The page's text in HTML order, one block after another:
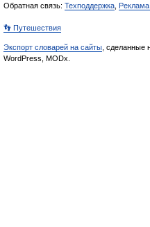
Обратная связь: Техподдержка
👣 Путешествия
Экспорт словарей на сайты , сделанные
WordPress, MODx.